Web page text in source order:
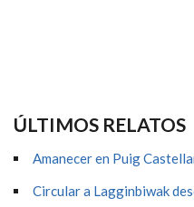
ÚLTIMOS RELATOS
Amanecer en Puig
Circular a Lagginbiwak